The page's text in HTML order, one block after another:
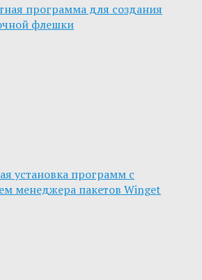
программа для создания
флешки
установка программ с
менеджера пакетов Winget